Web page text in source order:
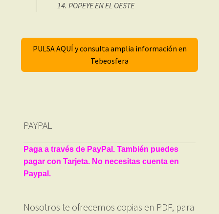
POPEYE EN EL OESTE
PULSA AQUÍ y consulta amplia información en
Tebeosfera
PAYPAL
Paga a través de PayPal. También puedes
pagar con Tarjeta. No necesitas cuenta en
Paypal.
Nosotros te ofrecemos copias en PDF, para